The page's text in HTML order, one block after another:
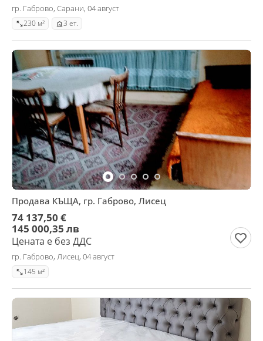
гр. Габрово, Сарани, 04 август
230 м² 3 ет.
Продава КЪЩА, гр. Габрово, Лисец
74 137,50 €
145 000,35 лв
Цената е без ДДС
гр. Габрово, Лисец, 04 август
145 м²